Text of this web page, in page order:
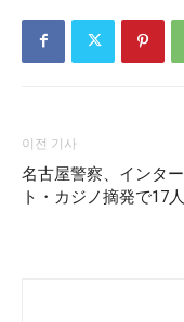
이전 기사
名古屋警察、インタ
ト・カジノ摘発で17